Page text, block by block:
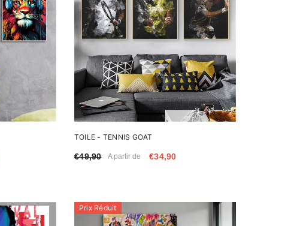
TOILE - TENNIS GOAT
€49,90 A partir de €34,90
Prix Réduit